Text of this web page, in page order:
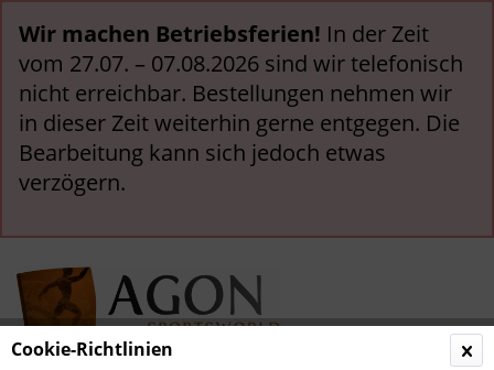
Wir machen Betriebsferien! In der Zeit
vom 27.07. – 07.08.2026 sind wir telefonisch
nicht erreichbar. Bestellungen nehmen wir
in dieser Zeit weiterhin gerne entgegen. Die
Bearbeitung kann sich jedoch etwas
verzögern.
Cookie-Richtlinien